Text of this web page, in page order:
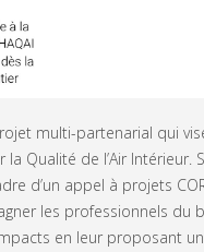
multi-partenarial qui
la Qualité de l’Air Intérieur.
d’un appel à projets
les professionnels du
en leur proposant